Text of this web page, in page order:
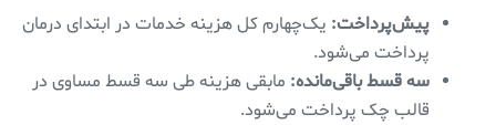
پیش‌پرداخت: یک‌چهارم کل هزینه خدمات در ابتدای درمان
پرداخت می‌شود.
سه قسط باقی‌مانده: مابقی هزینه طی سه قسط مساوی در
قالب چک پرداخت می‌شود.